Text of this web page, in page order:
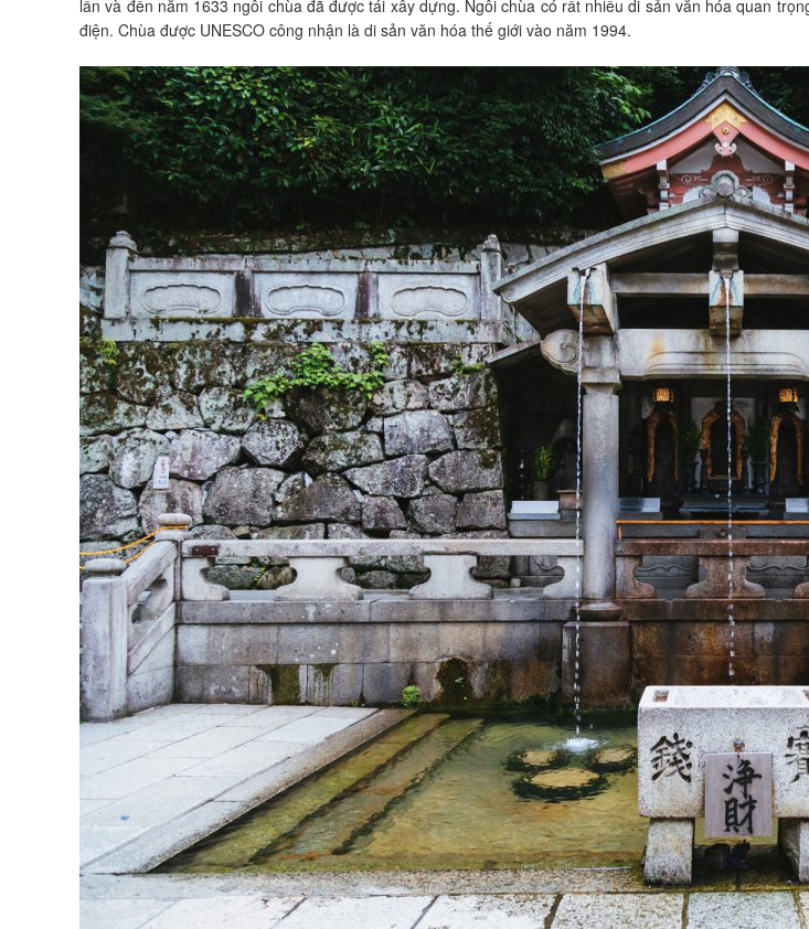
lần và đến năm 1633 ngôi chùa đã được tái xây dựng. Ngôi chùa có rất nhiều di sản văn hóa quan
điện. Chùa được UNESCO công nhận là di sản văn hóa thế giới vào năm 1994.